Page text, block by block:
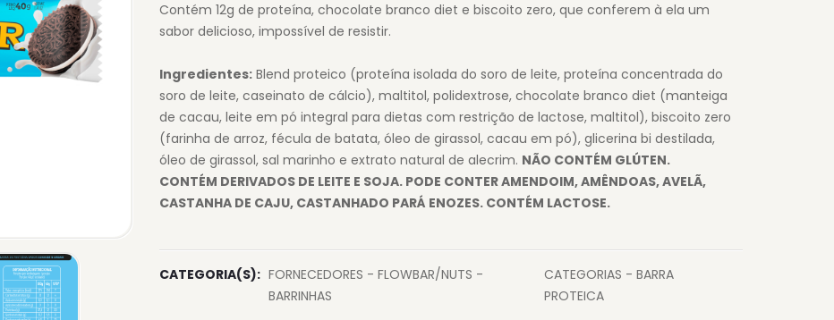
Contém 12g de proteína, chocolate branco diet e biscoito zero, que conferem à ela um
sabor delicioso, impossível de resistir.
Ingredientes:Blend proteico (proteína isolada do soro de leite, proteína concentrada do
soro de leite, caseinato de cálcio), maltitol, polidextrose, chocolate branco diet (manteiga
de cacau, leite em pó integral para dietas com restrição de lactose, maltitol), biscoito zero
(farinha de arroz, fécula de batata, óleo de girassol, cacau em pó), glicerina bi destilada,
óleo de girassol, sal marinho e extrato natural de alecrim. NÃO CONTÉM GLÚTEN.
CONTÉM DERIVADOS DE LEITE E SOJA. PODE CONTER AMENDOIM, AMÊNDOAS, AVELÃ,
CASTANHA DE CAJU, CASTANHADO PARÁ ENOZES. CONTÉM LACTOSE.
CATEGORIA(S): FORNECEDORES - FLOWBAR/NUTS -
BARRINHAS
CATEGORIAS - BARRA
PROTEICA